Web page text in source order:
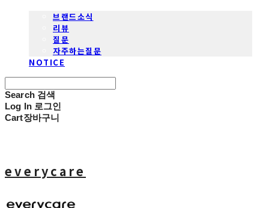
브랜드소식
리뷰
질문
자주하는질문
NOTICE
Search 검색
Log In 로그인
Cart장바구니
everycare